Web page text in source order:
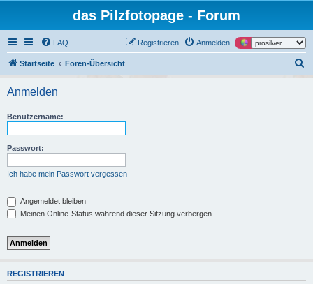
das Pilzfotopage - Forum
FAQ Anmelden
Registrieren
Startseite Foren-Übersicht
u
Anmelden
Benutzername:
Passwort:
Ich habe mein Passwort vergessen
Angemeldet bleiben
Meinen Online-Status während dieser Sitzung verbergen
REGISTRIEREN